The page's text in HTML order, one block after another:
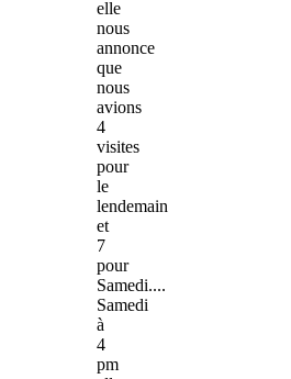
elle
nous
annonce
que
nous
avions
4
visites
pour
le
lendemain
et
7
pour
Samedi....
Samedi
à
4
pm